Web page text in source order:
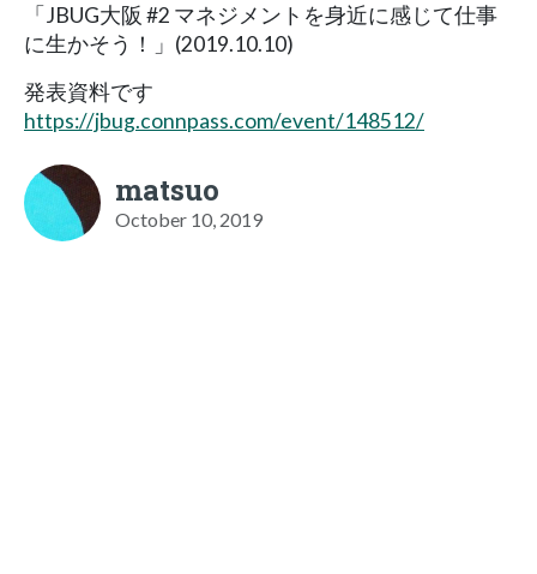
「JBUG大阪 #2 マネジメントを身近に感じて仕事
に生かそう！」(2019.10.10)
発表資料です
https://jbug.connpass.com/event/148512/
matsuo
October 10, 2019